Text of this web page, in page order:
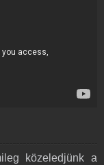
közeledjünk a